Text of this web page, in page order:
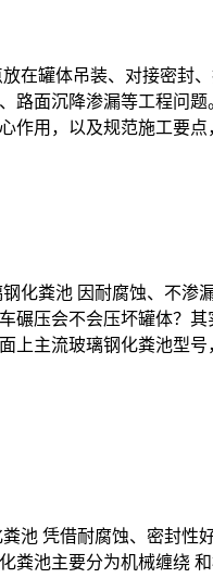
在罐体吊装、对接密封
面沉降渗漏等工程问
作用，以及规范施工要
化粪池 因耐腐蚀、不渗
压会不会压坏罐体？
主流玻璃钢化粪池型
凭借耐腐蚀、密封性
池主要分为机械缠绕